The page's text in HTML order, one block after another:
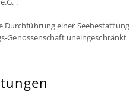
Durchführung einer Seebestattung
Genossenschaft uneingeschränkt